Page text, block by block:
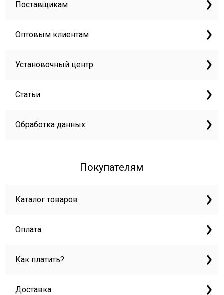
Поставщикам
Оптовым клиентам
Установочный центр
Статьи
Обработка данных
Покупателям
Каталог товаров
Оплата
Как платить?
Доставка